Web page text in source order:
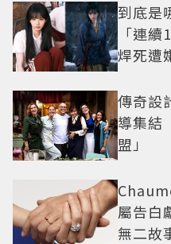
到底是
「連
焊死遭
傳奇設
導集結
盟」
屬告白
無二故